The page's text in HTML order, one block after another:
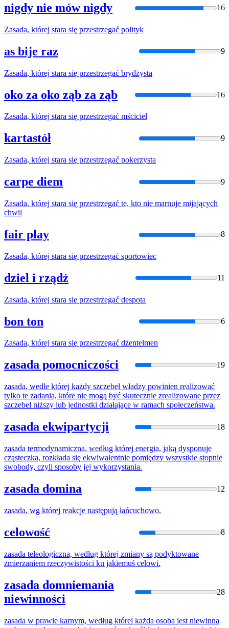
nigdy nie mów nigdy 16
Zasada, której stara się przestrzegać polityk
as bije raz 9
Zasada, której stara się przestrzegać brydżysta
oko za oko ząb za ząb 16
Zasada, której stara się przestrzegać mściciel
kartastół 9
Zasada, której stara się przestrzegać pokerzysta
carpe diem 9
Zasada, której stara się przestrzegać te, kto nie marnuje mijających
chwil
fair play 8
Zasada, której stara się przestrzegać sportowiec
dziel i rządź 11
Zasada, której stara się przestrzegać despota
bon ton 6
Zasada, której stara się przestrzegać dżentelmen
zasada pomocniczości 19
zasada, wedle której każdy szczebel władzy powinien realizować
tylko te zadania, które nie mogą być skutecznie zrealizowane przez
szczebel niższy lub jednostki działające w ramach społeczeństwa.
zasada ekwipartycji 18
zasada termodynamiczna, według której energia, jaką dysponuje
cząsteczka, rozkłada się ekwiwalentnie pomiędzy wszystkie stopnie
swobody, czyli sposoby jej wykorzystania.
zasada domina 12
zasada, wg której reakcje następują łańcuchowo.
celowość 8
zasada teleologiczna, według której zmiany są podyktowane
zmierzaniem rzeczywistości ku jakiemuś celowi.
zasada domniemania
niewinności
28
zasada w prawie karnym, według której każda osoba jest niewinna